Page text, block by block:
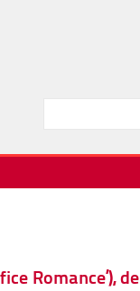
Romance’), de